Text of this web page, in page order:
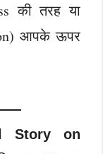
की तरह या
आपके ऊपर
Story on